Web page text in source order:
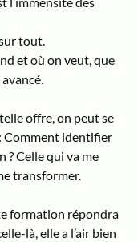
tout.
et où on veut, que
offre, on peut se
Comment identifier
? Celle qui va me
transformer.
formation répondra
là, elle a l’air bien